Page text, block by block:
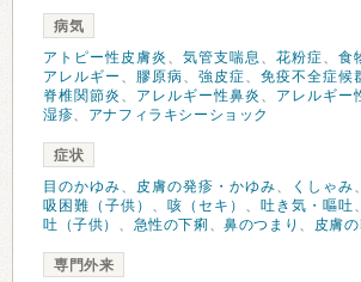
病気
アトピー性皮膚炎 、 気管支喘息 、 花粉症、 食
アレルギー 、 膠原病、 強皮症、 免疫不全症候
脊椎関節炎 、 アレルギー性鼻炎 、 アレルギー
湿疹、 アナフィラキシーショック
症状
目のかゆみ、 皮膚の発疹・かゆみ、 くしゃみ、
吸困難（子供） 、 咳（セキ） 、 吐き気・嘔吐、
吐（子供） 、 急性の下痢 、鼻のつまり 、 皮膚
専門外来